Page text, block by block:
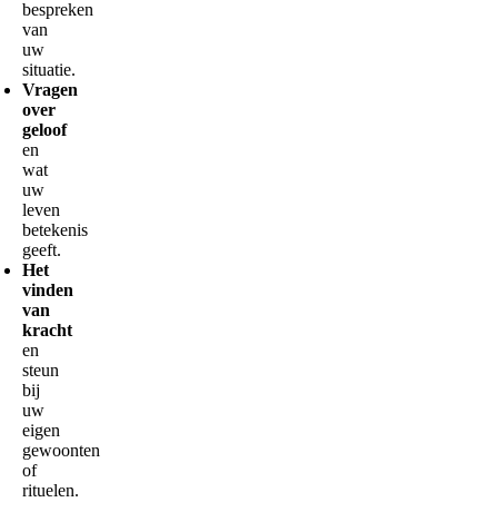
bespreken
van
uw
situatie.
Vragen
over
geloof
en
wat
uw
leven
betekenis
geeft.
Het
vinden
van
kracht
en
steun
bij
uw
eigen
gewoonten
of
rituelen.